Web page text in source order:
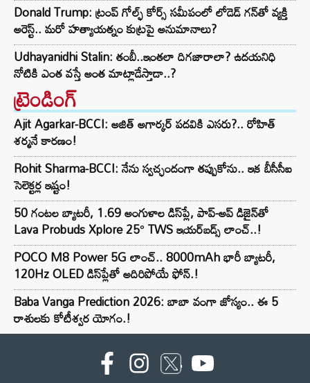
Donald Trump: ట్రంప్ గోల్ఫ్ కోర్స్ సమీపంలో లోడెడ్ గన్‌తో వ్యక్తి
అరెస్ట్.. మరో హత్యాయత్నం కుట్రపై అనుమానాలు?
Udhayanidhi Stalin: తంబీ..ఇంతలా దిగజారాలా? ఉదయనిధి
నోటికి ఎంత వస్తే అంత మాట్లాడేస్తాడా..?
ట్రెండింగ్‌
Ajit Agarkar-BCCI: అజిత్ అగార్కర్ పదవికి ఎసరు?.. రోహిత్
శర్మనే కారణం!
Rohit Sharma-BCCI: నేను స్వచ్ఛందంగా తప్పుకోను.. ఇక బీసీసీఐ
సెలెక్టర్ల ఇష్టం!
50 గంటల బ్యాటరీ, 1.69 అంగుళాల డిస్‌ప్లే, పాప్-అప్ డిజైన్‌తో
Lava Probuds Xplore 25° TWS ఇయర్‌బడ్స్ లాంచ్..!
POCO M8 Power 5G లాంచ్.. 8000mAh భారీ బ్యాటరీ,
120Hz OLED డిస్‌ప్లేతో అదిరిపోయే ఫోన్.!
Baba Vanga Prediction 2026: బాబా వంగా జోస్యం.. ఈ 5
రాశులకు కోటీశ్వర యోగం.!